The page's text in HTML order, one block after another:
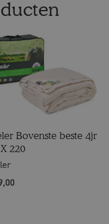
Bovenste beste 4jr
220